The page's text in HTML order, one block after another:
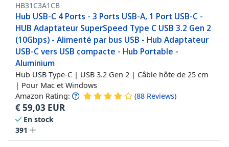
HB31C3A1CB
Hub USB-C 4 Ports - 3 Ports USB-A, 1 Port USB-C -
HUB Adaptateur SuperSpeed Type C USB 3.2 Gen 2
(10Gbps) - Alimenté par bus USB - Hub Adaptateur
USB-C vers USB compacte - Hub Portable -
Aluminium
Hub USB Type-C | USB 3.2 Gen 2 | Câble hôte de 25 cm
| Pour Mac et Windows
Amazon Rating: (88 Reviews)
€59,03 EUR
En stock
391